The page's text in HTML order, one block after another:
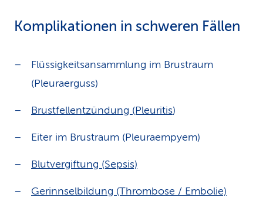
Komplikationen in schweren Fällen
Flüssigkeitsansammlung im Brustraum
(Pleuraerguss)
Brustfellentzündung (Pleuritis)
Eiter im Brustraum (Pleuraempyem)
Blutvergiftung (Sepsis)
Gerinnselbildung (Thrombose / Embolie)